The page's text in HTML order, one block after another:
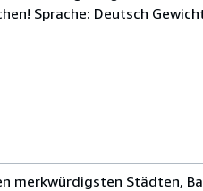
Sprache: Deutsch
merkwürdigsten Städten,